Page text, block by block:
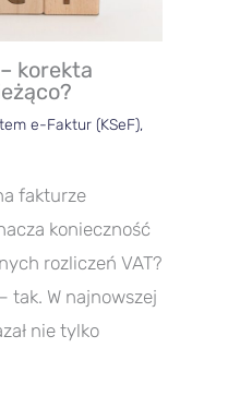
korekta
e-Faktur (KSeF),
fakturze
konieczność
rozliczeń VAT?
tak. W najnowszej
nie tylko